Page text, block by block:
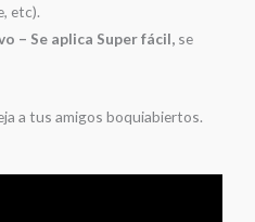
etc).
– Se aplica Super fácil, se
a tus amigos boquiabiertos.